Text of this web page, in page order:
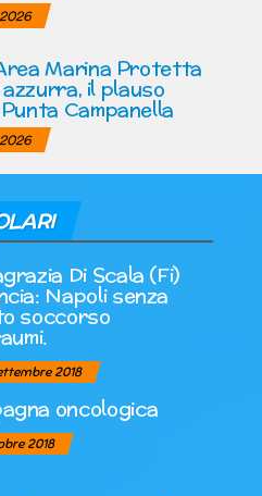
Marina Protetta
azzurra, il plauso
Punta Campanella
Di Scala (Fi)
Napoli senza
soccorso
2018
oncologica
2018